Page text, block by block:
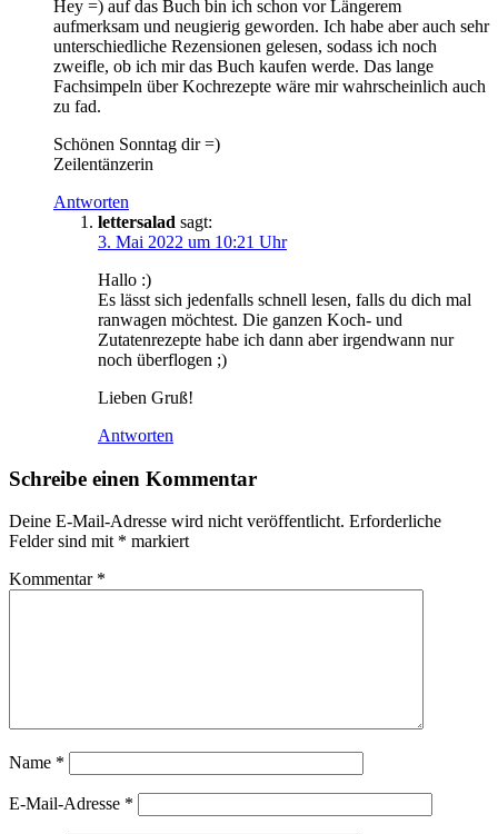
Hey =) auf das Buch bin ich schon vor Längerem
aufmerksam und neugierig geworden. Ich habe aber auch sehr
unterschiedliche Rezensionen gelesen, sodass ich noch
zweifle, ob ich mir das Buch kaufen werde. Das lange
Fachsimpeln über Kochrezepte wäre mir wahrscheinlich auch
zu fad.
Schönen Sonntag dir =)
Zeilentänzerin
Antworten
lettersalad sagt:
3. Mai 2022 um 10:21 Uhr
Hallo :)
Es lässt sich jedenfalls schnell lesen, falls du dich mal
ranwagen möchtest. Die ganzen Koch- und
Zutatenrezepte habe ich dann aber irgendwann nur
noch überflogen ;)
Lieben Gruß!
Antworten
Schreibe einen Kommentar
Deine E-Mail-Adresse wird nicht veröffentlicht. Erforderliche
Felder sind mit * markiert
Kommentar *
Name *
E-Mail-Adresse *